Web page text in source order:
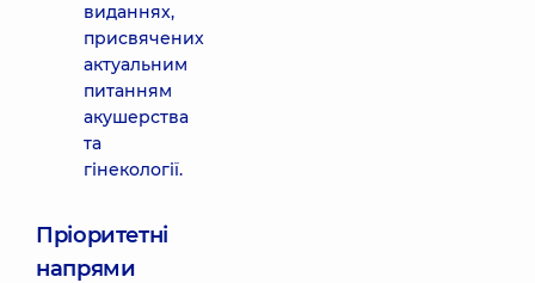
виданнях,
присвячених
актуальним
питанням
акушерства
та
гінекології.
Пріоритетні
напрями